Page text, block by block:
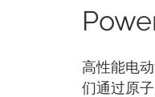
高性能电
们通过原